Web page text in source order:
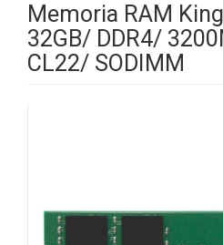
Memoria RAM
32GB/ DDR4/
CL22/ SODIMM